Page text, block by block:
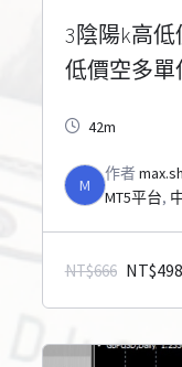
3陰陽k高
低價空多單
42m
M
作者
MT5平台,
NT$666 NT$498